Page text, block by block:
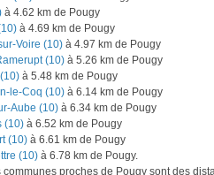
à 4.62 km de Pougy
à 4.69 km de Pougy
Voire (10) à 4.97 km de Pougy
(10) à 5.26 km de Pougy
à 5.48 km de Pougy
le-Coq (10) à 6.14 km de Pougy
Aube (10) à 6.34 km de Pougy
(10) à 6.52 km de Pougy
(10) à 6.61 km de Pougy
(10) à 6.78 km de Pougy.
proches de Pougy sont des